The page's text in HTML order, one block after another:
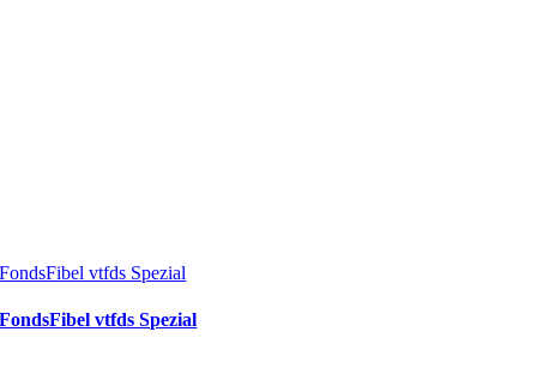
FondsFibel vtfds Spezial
FondsFibel vtfds Spezial